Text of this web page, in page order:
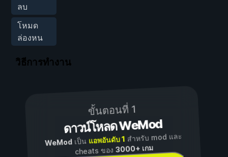
ลบ
โหมด
ล่องหน
วิธีการทำงาน
ขั้นตอนที่ 1
ดาวน์โหลด WeMod
WeModเป็น แอพอันดับ 1 สำหรับ mod และ
cheats ของ3000+ เกม